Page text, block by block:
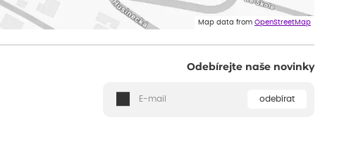
Map data from OpenStreetMap
Odebírejte naše novinky
odebírat